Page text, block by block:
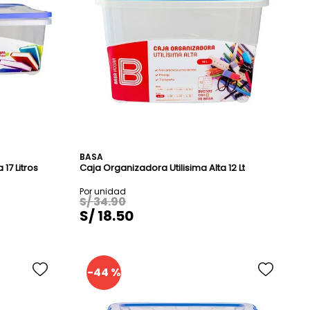
Litros
BASA
Caja Organizadora Utilisima Alta 12 Lt
S/34.90
S/18.50
-44 %